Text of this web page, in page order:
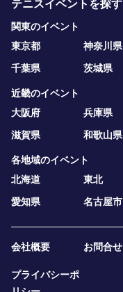
テニスイベントを探す
関東のイベント
東京都
神奈川県
千葉県
茨城県
近畿のイベント
大阪府
兵庫県
滋賀県
和歌山県
各地域のイベント
北海道
東北
愛知県
名古屋市
会社概要 お問合せ
プライバシーポ